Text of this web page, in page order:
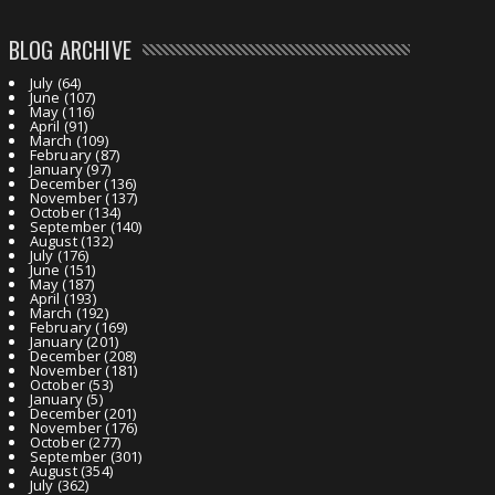
BLOG ARCHIVE
July (64)
June(107)
May(116)
April (91)
March (109)
February(87)
January(97)
December(136)
November(137)
October(134)
September (140)
August(132)
July(176)
June(151)
May(187)
April (193)
March (192)
February(169)
January(201)
December(208)
November(181)
October(53)
January(5)
December(201)
November(176)
October(277)
September (301)
August(354)
July(362)